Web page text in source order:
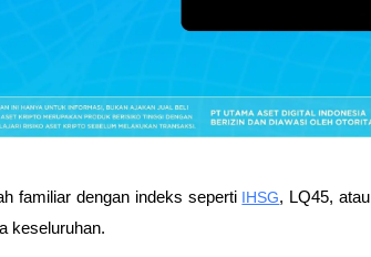
familiar dengan indeks seperti IHSG, LQ45, atau
keseluruhan.